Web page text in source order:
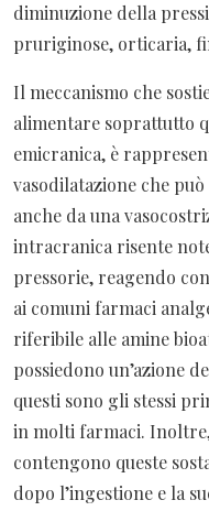
diminuzione della
pruriginose, orticaria,
Il meccanismo che
alimentare soprattutto
emicranica, è
vasodilatazione che
anche da una
intracranica risente
pressorie, reagendo
ai comuni farmaci
riferibile alle amine
possiedono un’azione
questi sono gli stessi
in molti farmaci.
contengono queste
dopo l’ingestione e la